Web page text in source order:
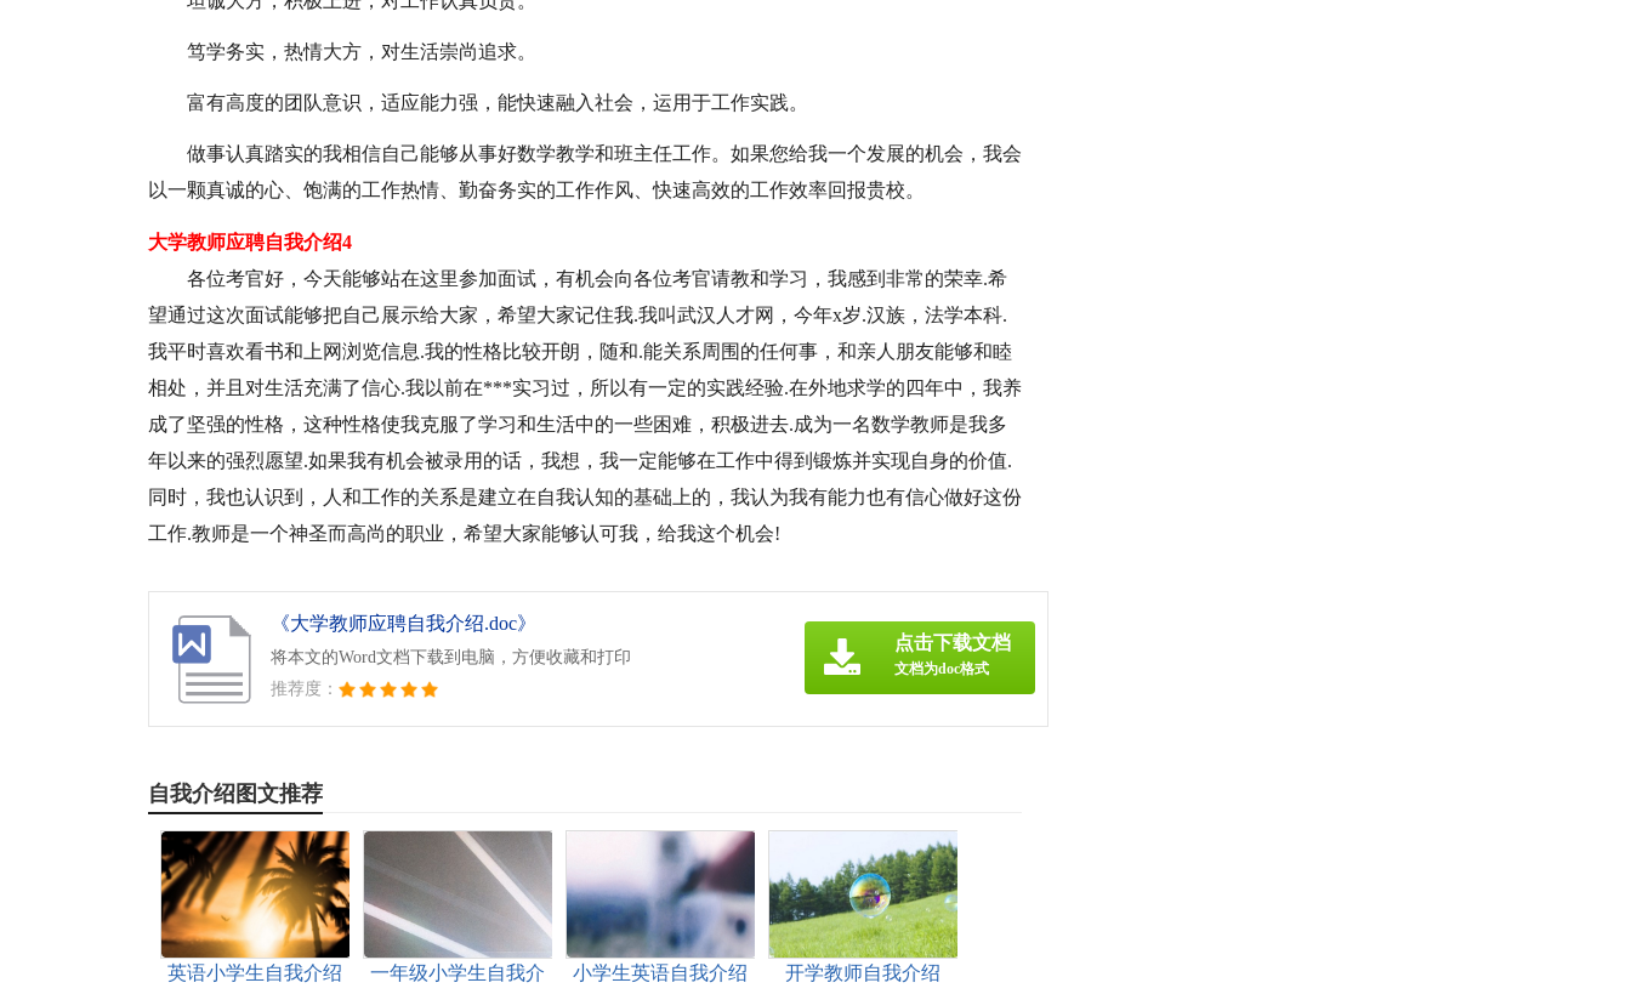
笃学务实，热情大方，对生活崇尚追求。
富有高度的团队意识，适应能力强，能快速融入社会，运用于工作实践。
做事认真踏实的我相信自己能够从事好数学教学和班主任工作。如果您给我一个发展的机会，我会
以一颗真诚的心、饱满的工作热情、勤奋务实的工作作风、快速高效的工作效率回报贵校。
大学教师应聘自我介绍4
各位考官好，今天能够站在这里参加面试，有机会向各位考官请教和学习，我感到非常的荣幸.希
望通过这次面试能够把自己展示给大家，希望大家记住我.我叫武汉人才网，今年x岁.汉族，法学本科.
我平时喜欢看书和上网浏览信息.我的性格比较开朗，随和.能关系周围的任何事，和亲人朋友能够和睦
相处，并且对生活充满了信心.我以前在***实习过，所以有一定的实践经验.在外地求学的四年中，我养
成了坚强的性格，这种性格使我克服了学习和生活中的一些困难，积极进去.成为一名数学教师是我多
年以来的强烈愿望.如果我有机会被录用的话，我想，我一定能够在工作中得到锻炼并实现自身的价值.
同时，我也认识到，人和工作的关系是建立在自我认知的基础上的，我认为我有能力也有信心做好这份
工作.教师是一个神圣而高尚的职业，希望大家能够认可我，给我这个机会!
《大学教师应聘自我介绍.doc》
将本文的Word文档下载到电脑，方便收藏和打印
推荐度：
点击下载文档
文档为doc格式
自我介绍图文推荐
英语小学生自我介绍
一年级小学生自我介
小学生英语自我介绍 开学教师自我介绍